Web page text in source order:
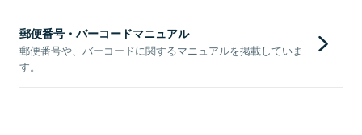
郵便番号・バーコードマニュアル
郵便番号や、バーコードに関するマニュアルを掲載していま
す。